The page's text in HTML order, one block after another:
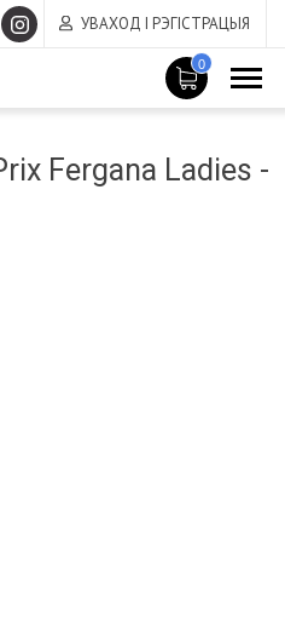
УВАХОД І РЭГІСТРАЦЫЯ
0
Fergana Ladies -